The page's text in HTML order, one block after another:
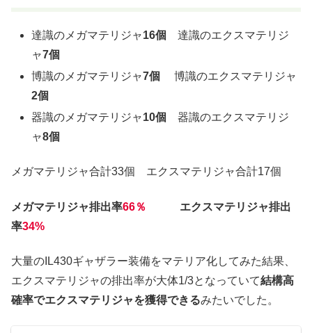
達識のメガマテリジャ16個
達識のエクスマテリジ
ャ7個
博識のメガマテリジャ7個
博識のエクスマテリジャ
2個
器識のメガマテリジャ10個
器識のエクスマテリジ
ャ8個
メガマテリジャ合計33個 エクスマテリジャ合計17個
メガマテリジャ排出率66％
エクスマテリジャ排出
率34%
大量のIL430ギャザラー装備をマテリア化してみた結果、
エクスマテリジャの排出率が大体1/3となっていて結構高
確率でエクスマテリジャを獲得できるみたいでした。